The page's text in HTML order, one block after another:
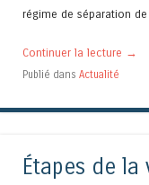
régime de séparation
Continuer la lecture →
Publié dans Actualité
Étapes de la